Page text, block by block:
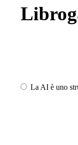
La AI è uno